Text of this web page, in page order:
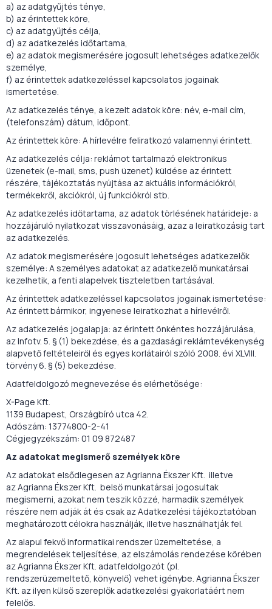
a) az adatgyűjtés ténye,
b) az érintettek köre,
c) az adatgyűjtés célja,
d) az adatkezelés időtartama,
e) az adatok megismerésére jogosult lehetséges adatkezelők
személye,
f) az érintettek adatkezeléssel kapcsolatos jogainak
ismertetése.
Az adatkezelés ténye, a kezelt adatok köre: név, e-mail cím,
(telefonszám) dátum, időpont.
Az érintettek köre: A hírlevélre feliratkozó valamennyi érintett.
Az adatkezelés célja: reklámot tartalmazó elektronikus
üzenetek (e-mail, sms, push üzenet) küldése az érintett
részére, tájékoztatás nyújtása az aktuális információkról,
termékekről, akciókról, új funkciókról stb.
Az adatkezelés időtartama, az adatok törlésének határideje: a
hozzájáruló nyilatkozat visszavonásáig, azaz a leiratkozásig tart
az adatkezelés.
Az adatok megismerésére jogosult lehetséges adatkezelők
személye: A személyes adatokat az adatkezelő munkatársai
kezelhetik, a fenti alapelvek tiszteletben tartásával.
Az érintettek adatkezeléssel kapcsolatos jogainak ismertetése:
Az érintett bármikor, ingyenese leiratkozhat a hírlevélről.
Az adatkezelés jogalapja: az érintett önkéntes hozzájárulása,
az Infotv. 5. § (1) bekezdése, és a gazdasági reklámtevékenység
alapvető feltételeiről és egyes korlátairól szóló 2008. évi XLVIII.
törvény 6. § (5) bekezdése.
Adatfeldolgozó megnevezése és elérhetősége:
X-Page Kft.
1139 Budapest, Országbíró utca 42.
Adószám: 13774800-2-41
Cégjegyzékszám: 01 09 872487
Az adatokat megismerő személyek köre
Az adatokat elsődlegesen az Agrianna Ékszer Kft. illetve
az Agrianna Ékszer Kft. belső munkatársai jogosultak
megismerni, azokat nem teszik közzé, harmadik személyek
részére nem adják át és csak az Adatkezelési tájékoztatóban
meghatározott célokra használják, illetve használhatják fel.
Az alapul fekvő informatikai rendszer üzemeltetése, a
megrendelések teljesítése, az elszámolás rendezése körében
az Agrianna Ékszer Kft. adatfeldolgozót (pl.
rendszerüzemeltető, könyvelő) vehet igénybe. Agrianna Ékszer
Kft. az ilyen külső szereplők adatkezelési gyakorlatáért nem
felelős.